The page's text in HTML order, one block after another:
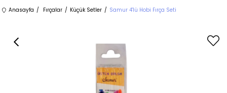
Anasayfa Fırçalar Küçük Setler Samur 4'lü Hobi Fırça Seti